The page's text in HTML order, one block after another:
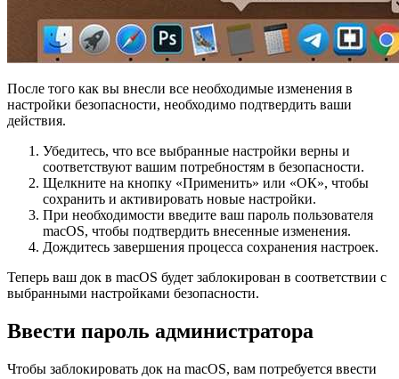
После того как вы внесли все необходимые изменения в
настройки безопасности, необходимо подтвердить ваши
действия.
Убедитесь, что все выбранные настройки верны и
соответствуют вашим потребностям в безопасности.
Щелкните на кнопку «Применить» или «ОК», чтобы
сохранить и активировать новые настройки.
При необходимости введите ваш пароль пользователя
macOS, чтобы подтвердить внесенные изменения.
Дождитесь завершения процесса сохранения настроек.
Теперь ваш док в macOS будет заблокирован в соответствии с
выбранными настройками безопасности.
Ввести пароль администратора
Чтобы заблокировать док на macOS, вам потребуется ввести